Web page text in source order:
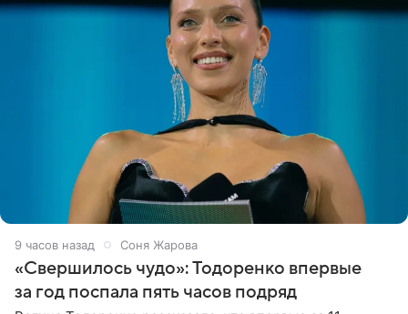
9 часов назад Соня Жарова
«Свершилось чудо»: Тодоренко впервые
за год поспала пять часов подряд